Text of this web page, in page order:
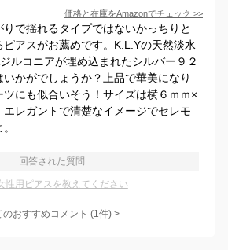
価格と在庫をAmazonでチェック >>
りで揺れるタイプではないかっちりと
アスがお薦めです。K.L.Yの天然淡水
ルコニアが埋め込まれたシルバー９２
いかがでしょうか？上品で華美になり
にも似合いそう！サイズは横６ｍｍ×
レガントで清楚なイメージでセレモ
回答された質問
性用ピアスを教えてください
のおすすめコメント (1件) >